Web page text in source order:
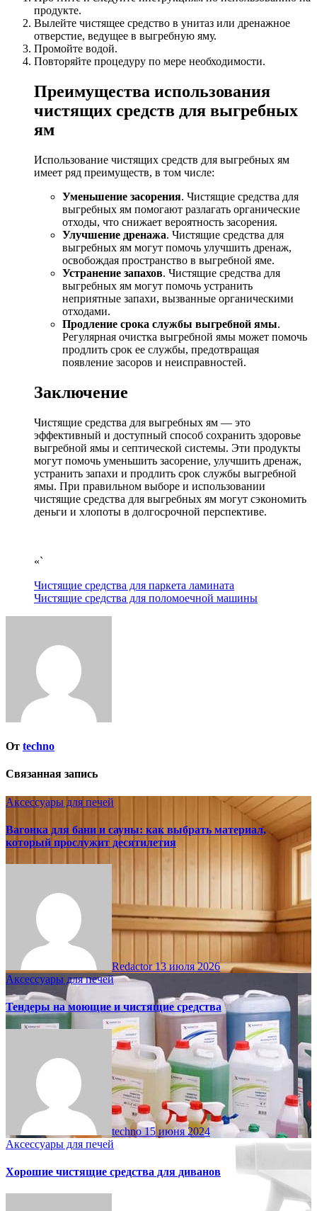
продукте.
Вылейте чистящее средство в унитаз или дренажное
отверстие, ведущее в выгребную яму.
Промойте водой.
Повторяйте процедуру по мере необходимости.
Преимущества использования
чистящих средств для выгребных
ям
Использование чистящих средств для выгребных ям
имеет ряд преимуществ, в том числе:
Уменьшение засорения. Чистящие средства для
выгребных ям помогают разлагать органические
отходы, что снижает вероятность засорения.
Улучшение дренажа. Чистящие средства для
выгребных ям могут помочь улучшить дренаж,
освобождая пространство в выгребной яме.
Устранение запахов. Чистящие средства для
выгребных ям могут помочь устранить
неприятные запахи, вызванные органическими
отходами.
Продление срока службы выгребной ямы.
Регулярная очистка выгребной ямы может помочь
продлить срок ее службы, предотвращая
появление засоров и неисправностей.
Заключение
Чистящие средства для выгребных ям — это
эффективный и доступный способ сохранить здоровье
выгребной ямы и септической системы. Эти продукты
могут помочь уменьшить засорение, улучшить дренаж,
устранить запахи и продлить срок службы выгребной
ямы. При правильном выборе и использовании
чистящие средства для выгребных ям могут сэкономить
деньги и хлопоты в долгосрочной перспективе.
«`
Навигация
по
Чистящие средства для паркета ламината
Чистящие средства для поломоечной машины
От techno
Связанная запись
Аксессуары для печей
Вагонка для бани и сауны: как выбрать материал,
который прослужит десятилетия
Redactor13 июля 2026
Аксессуары для печей
Тендеры на моющие и чистящие средства
techno15 июня 2024
Аксессуары для печей
Хорошие чистящие средства для диванов